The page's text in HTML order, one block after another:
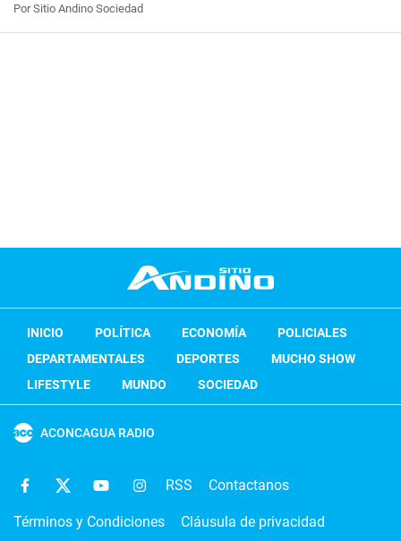
Por Sitio Andino Sociedad
INICIO POLÍTICA ECONOMÍA
POLICIALES
DEPARTAMENTALES
DEPORTES
MUCHO SHOW
LIFESTYLE
MUNDO SOCIEDAD
ACONCAGUA RADIO
RSS Contactanos
Términos y Condiciones Cláusula de privacidad